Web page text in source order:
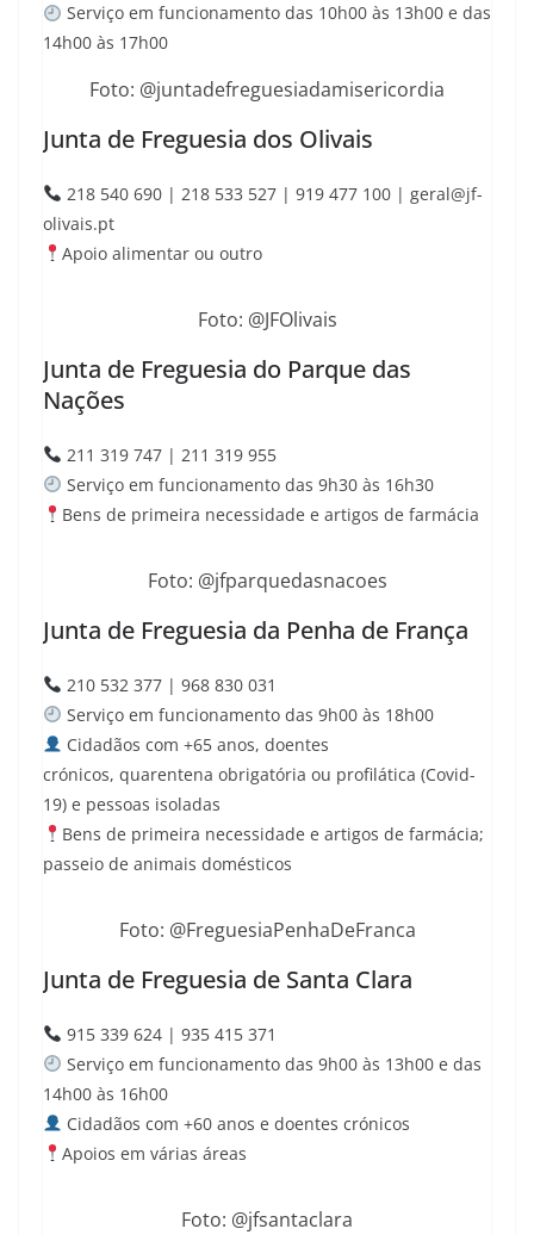
Serviço em funcionamento das 10h00 às 13h00 e das
14h00 às 17h00
Foto: @juntadefreguesiadamisericordia
Junta de Freguesia dos Olivais
218 540 690 | 218 533 527 | 919 477 100 | geral@jf-
olivais.pt
Apoio alimentar ou outro
Foto: @JFOlivais
Junta de Freguesia do Parque das
Nações
211 319 747 | 211 319 955
Serviço em funcionamento das 9h30 às 16h30
Bens de primeira necessidade e artigos de farmácia
Foto: @jfparquedasnacoes
Junta de Freguesia da Penha de França
210 532 377 | 968 830 031
Serviço em funcionamento das 9h00 às 18h00
Cidadãos com +65 anos, doentes
crónicos, quarentena obrigatória ou profilática (Covid-
19) e pessoas isoladas
Bens de primeira necessidade e artigos de farmácia;
passeio de animais domésticos
Foto: @FreguesiaPenhaDeFranca
Junta de Freguesia de Santa Clara
915 339 624 | 935 415 371
Serviço em funcionamento das 9h00 às 13h00 e das
14h00 às 16h00
Cidadãos com +60 anos e doentes crónicos
Apoios em várias áreas
Foto: @jfsantaclara